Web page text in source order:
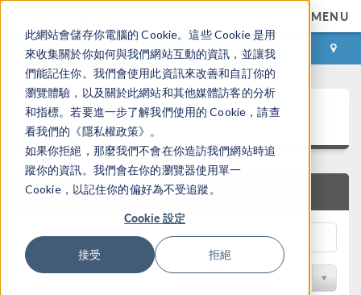
此網站會儲存你電腦的 Cookie。這些 Cookie 是用
來收集關於你如何與我們網站互動的資訊，並讓我
們能記住你。我們會使用此資訊來改善和自訂你的
瀏覽體驗，以及關於此網站和其他媒體訪客的分析
和指標。若要進一步了解我們使用的 Cookie，請查
看我們的《隱私權政策》。
如果你拒絕，那麼我們不會在你造訪我們網站時追
蹤你的資訊。我們會在你的瀏覽器使用單一
Cookie，以記住你的偏好為不受追蹤。
Cookie 設定
接受 拒絕
MENU
登录 咨询与购买
案例下载
快速搜索
按学科过滤